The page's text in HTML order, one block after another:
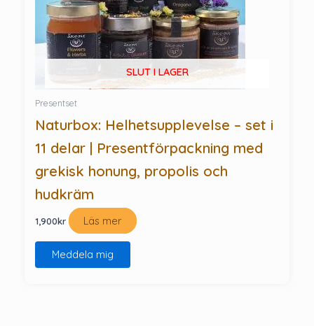
SLUT I LAGER
Presentset
Naturbox: Helhetsupplevelse – set i
11 delar | Presentförpackning med
grekisk honung, propolis och
hudkräm
1,900kr Läs mer
Meddela mig